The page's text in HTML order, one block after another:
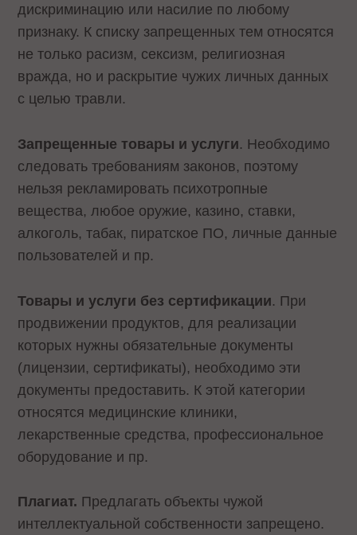
дискриминацию или насилие по любому
признаку. К списку запрещенных тем относятся
не только расизм, сексизм, религиозная
вражда, но и раскрытие чужих личных данных
с целью травли.
Запрещенные товары и услуги. Необходимо
следовать требованиям законов, поэтому
нельзя рекламировать психотропные
вещества, любое оружие, казино, ставки,
алкоголь, табак, пиратское ПО, личные данные
пользователей и пр.
Товары и услуги без сертификации. При
продвижении продуктов, для реализации
которых нужны обязательные документы
(лицензии, сертификаты), необходимо эти
документы предоставить. К этой категории
относятся медицинские клиники,
лекарственные средства, профессиональное
оборудование и пр.
Плагиат. Предлагать объекты чужой
интеллектуальной собственности запрещено.